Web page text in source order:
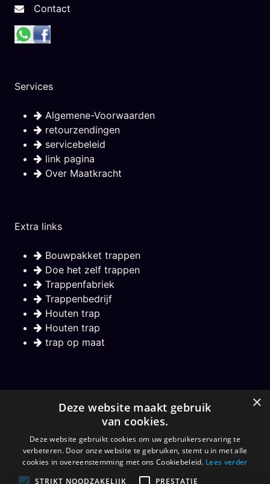
Contact
Services
Algemene-Voorwaarden
retourzendingen
servicebeleid
link pagina
Over Maatkracht
Extra links
Bouwpakket trappen
Doe het zelf trappen
Trappenfabriek
Trappenbedrijf
Houten trap
Houten trap
trap op maat
Hou mij op de hoogte over nieuwe trappen
Aanmelden
×
Deze website maakt gebruik
van cookies.
Deze website gebruikt cookies om uw gebruikerservaring te
verbeteren. Door onze website te gebruiken, stemt u in met alle
cookies in overeenstemming met ons Cookiebeleid. Lees verder
STRIKT NOODZAKELIJK
PRESTATIE